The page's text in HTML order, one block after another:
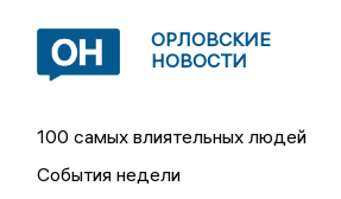
ОРЛОВСКИЕ
НОВОСТИ
100 самых влиятельных людей
События недели